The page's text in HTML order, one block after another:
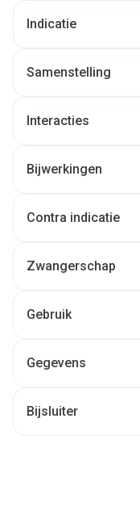
Indicatie
Samenstelling
Interacties
Bijwerkingen
Contra indicatie
Zwangerschap
Gebruik
Gegevens
Bijsluiter